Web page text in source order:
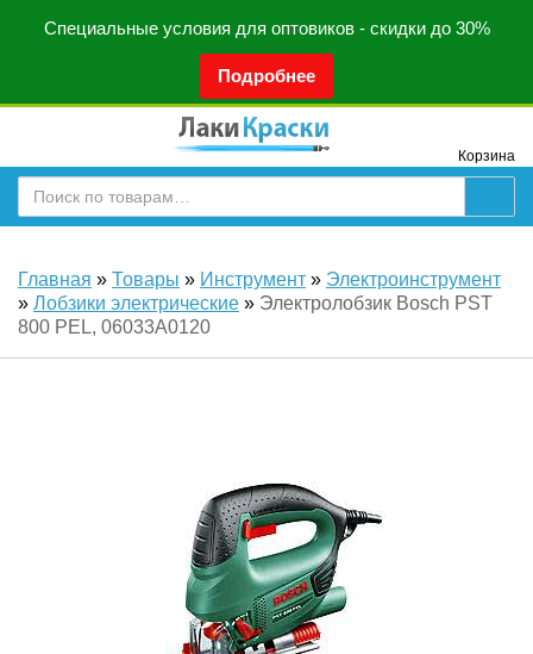
Специальные условия для оптовиков - скидки до 30%
Подробнее
Корзина
Главная » Товары » Инструмент » Электроинструмент
» Лобзики электрические » Электролобзик Bosch PST
800 PEL, 06033A0120